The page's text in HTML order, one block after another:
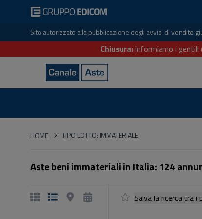
Sito autorizzato alla pubblicazione degli avvisi di vendite
Chiusura: informiamo i gentili
HOMEHOMETIPO LOTTO: IMMATERIALE
Aste beni immateriali in Italia: 124